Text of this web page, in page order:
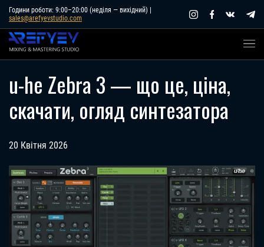
Skip
content
Години роботи: 9:00–20:00 (неділя — вихідний) |
sales@arefyevstudio.com
u-he Zebra 3 — що це, ціна,
скачати, огляд синтезатора
20 Квітня 2026